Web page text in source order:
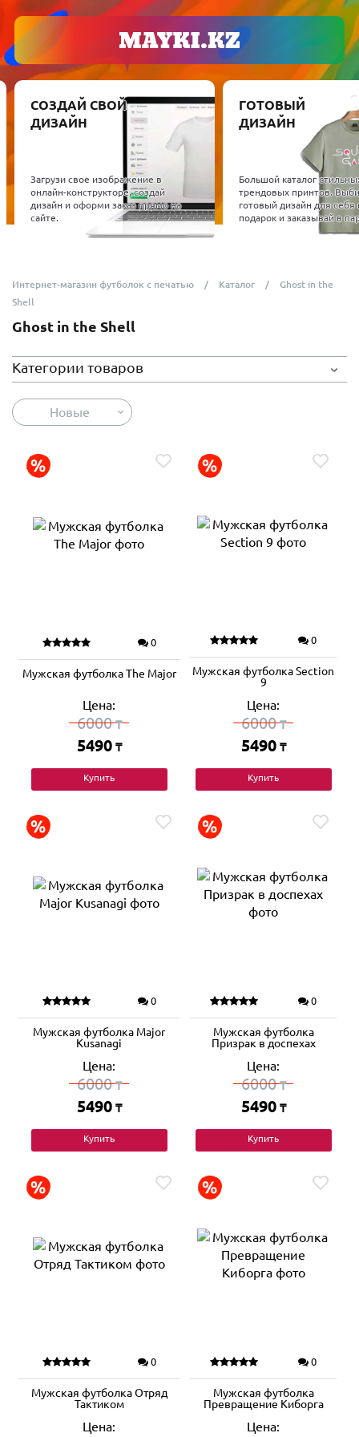
СОЗДАЙ СВОЙ
ДИЗАЙН
Загрузи свое изображение в
онлайн-конструкторе, создай
дизайн и оформи заказ прямо на
сайте.
ГОТОВЫЙ
ДИЗАЙН
Большой каталог
трендовых принтов.
готовый дизайн для себя
подарок и заказывай в
Интернет-магазин футболок с печатью Каталог
Ghost in the
Shell
Ghost in the Shell
Категории товаров
Новые
0
Мужская футболка The Major
Цена:
6000₸
5490 ₸
Купить
0
Мужская футболка Section
9
Цена:
6000₸
5490 ₸
Купить
0
Мужская футболка Major
Kusanagi
Цена:
6000₸
5490 ₸
Купить
0
Мужская футболка
Призрак в доспехах
Цена:
6000₸
5490 ₸
Купить
0
Мужская футболка Отряд
Тактиком
Цена:
0
Мужская футболка
Превращение Киборга
Цена: